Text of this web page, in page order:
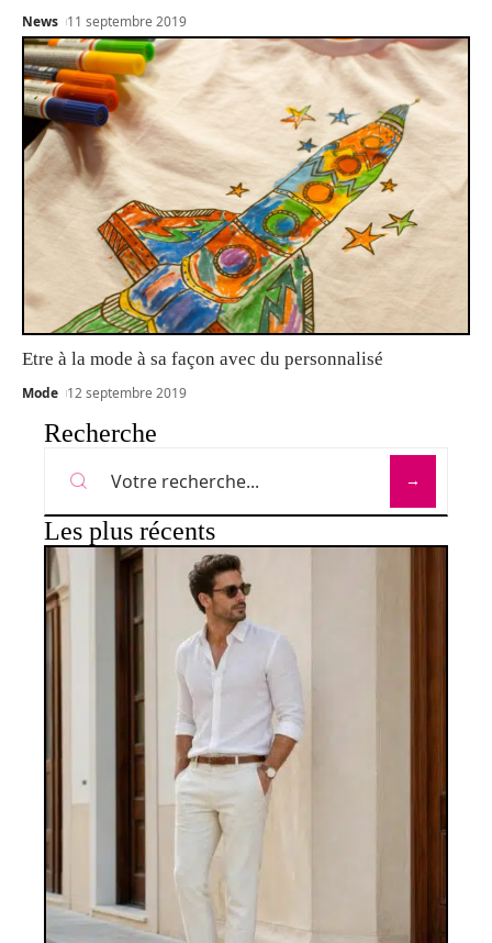
News 11 septembre 2019
Etre à la mode à sa façon avec du personnalisé
Mode 12 septembre 2019
Recherche
Les plus récents